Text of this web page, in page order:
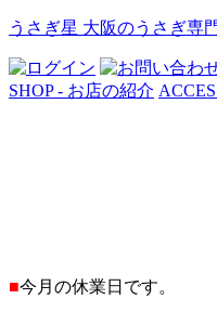
うさぎ星 大阪のうさぎ専
SHOP - お店の紹介
■今月の休業日です。